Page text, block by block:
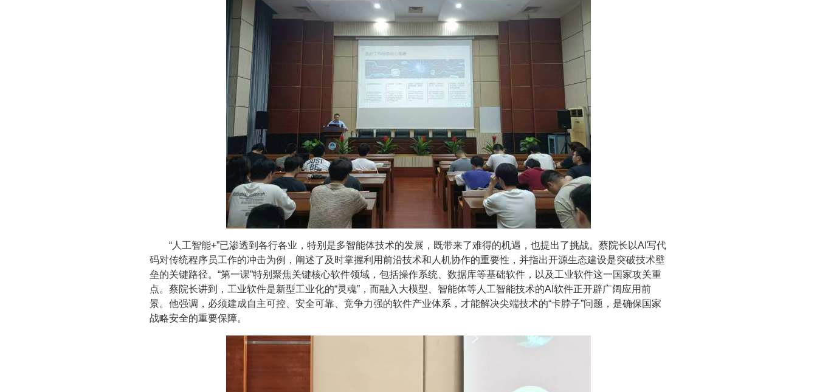
“人工智能+”已渗透到各行各业，特别是多智能体技术的发展，既带来了难得的机遇，也提出了挑战。蔡院长以AI写代
码对传统程序员工作的冲击为例，阐述了及时掌握利用前沿技术和人机协作的重要性，并指出开源生态建设是突破技术壁
垒的关键路径。“第一课”特别聚焦关键核心软件领域，包括操作系统、数据库等基础软件，以及工业软件这一国家攻关重
点。蔡院长讲到，工业软件是新型工业化的“灵魂”，而融入大模型、智能体等人工智能技术的AI软件正开辟广阔应用前
景。他强调，必须建成自主可控、安全可靠、竞争力强的软件产业体系，才能解决尖端技术的“卡脖子”问题，是确保国家
战略安全的重要保障。